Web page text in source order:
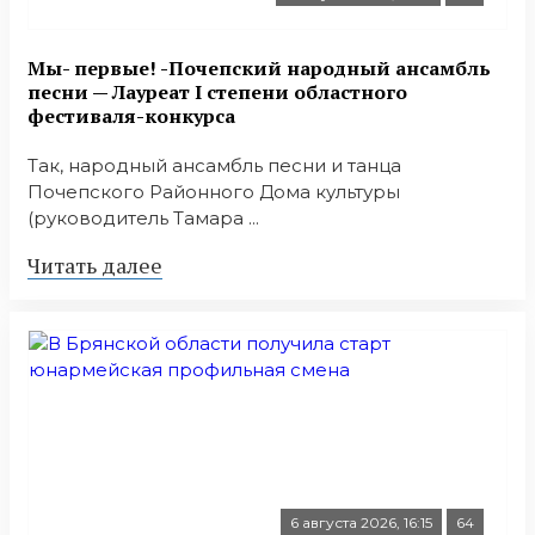
Мы- первые! -Почепский народный ансамбль
песни — Лауреат I степени областного
фестиваля-конкурса
Так, народный ансамбль песни и танца
Почепского Районного Дома культуры
(руководитель Тамара ...
Читать далее
6 августа 2026, 16:15 64